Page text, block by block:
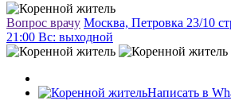
Вопрос врачу Москва, Петровка 23/10
21:00 Вc: выходной
Написать в